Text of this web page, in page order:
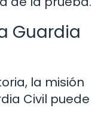
Guardia
la misión
Civil puede